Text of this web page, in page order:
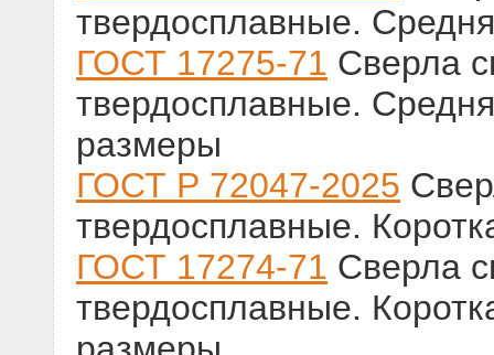
твердосплавные.
ГОСТ 17275-71 Сверла
твердосплавные.
размеры
ГОСТ Р 72047-2025
твердосплавные.
ГОСТ 17274-71 Сверла
твердосплавные.